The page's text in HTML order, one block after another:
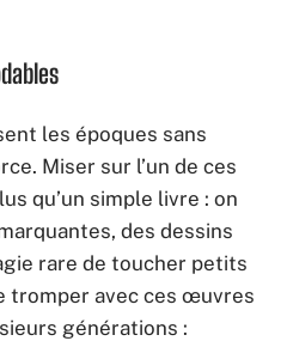
les époques sans
Miser sur l’un de ces
qu’un simple livre : on
des dessins
rare de toucher petits
tromper avec ces œuvres
générations :